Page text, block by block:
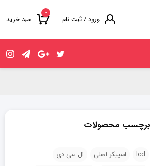
۰
سبد خرید ورود / ثبت نام
برچسب محصولات
lcd اسپیکر اصلی
ال سی دی